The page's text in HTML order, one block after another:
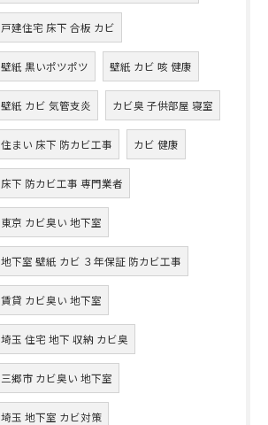
戸建住宅 床下 合板 カビ
壁紙 黒いポツポツ 壁紙 カビ 咳 健康
壁紙 カビ 気管支炎 カビ臭 子供部屋 寝室
住まい 床下 防カビ工事 カビ 健康
床下 防カビ工事 専門業者
東京 カビ臭い 地下室
地下室 壁紙 カビ ３年保証 防カビ工事
賃貸 カビ臭い 地下室
埼玉 住宅 地下 収納 カビ臭
三郷市 カビ臭い 地下室
埼玉 地下室 カビ対策